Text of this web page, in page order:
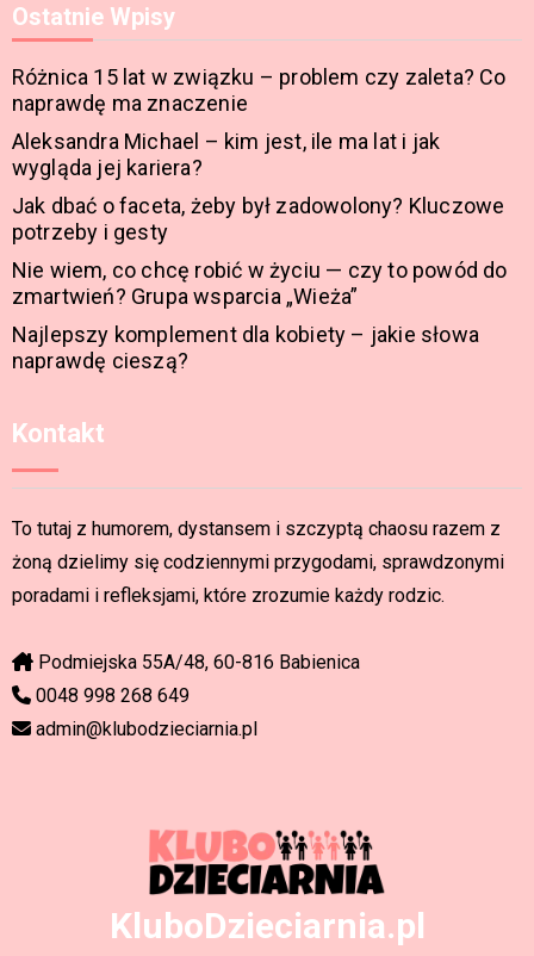
Ostatnie Wpisy
Różnica 15 lat w związku – problem czy zaleta? Co
naprawdę ma znaczenie
Aleksandra Michael – kim jest, ile ma lat i jak
wygląda jej kariera?
Jak dbać o faceta, żeby był zadowolony? Kluczowe
potrzeby i gesty
Nie wiem, co chcę robić w życiu — czy to powód do
zmartwień? Grupa wsparcia „Wieża”
Najlepszy komplement dla kobiety – jakie słowa
naprawdę cieszą?
Kontakt
To tutaj z humorem, dystansem i szczyptą chaosu razem z
żoną dzielimy się codziennymi przygodami, sprawdzonymi
poradami i refleksjami, które zrozumie każdy rodzic.
Podmiejska 55A/48, 60-816 Babienica
0048 998 268 649
admin@klubodzieciarnia.pl
KluboDzieciarnia.pl